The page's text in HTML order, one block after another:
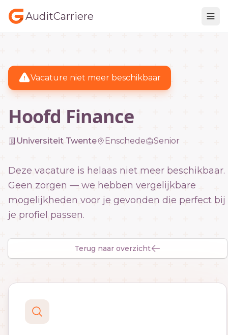
AuditCarriere
Vacature niet meer beschikbaar
Hoofd Finance
Universiteit Twente Enschede Senior
Deze vacature is helaas niet meer beschikbaar.
Geen zorgen — we hebben vergelijkbare
mogelijkheden voor je gevonden die perfect bij
je profiel passen.
Terug naar overzicht